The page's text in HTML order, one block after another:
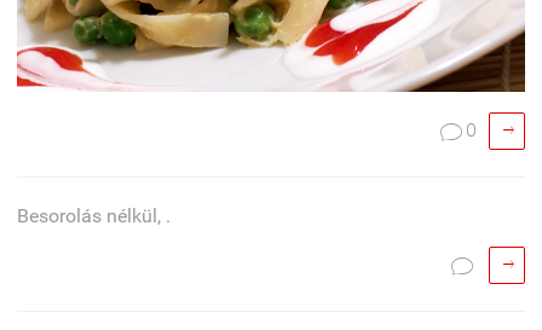
 0 
Besorolás nélkül, .
 